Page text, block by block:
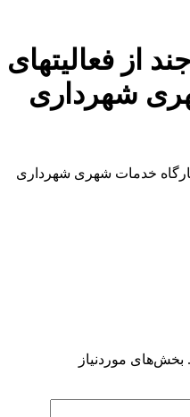
از فعالیتهای
شهرداری
کارگاه خدمات شهری شهرداری
بخش‌های موردنیاز